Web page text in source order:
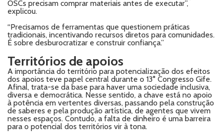
OSCs precisam comprar materiais antes de executar”,
explicou.
“Precisamos de ferramentas que questionem práticas
tradicionais, incentivando recursos diretos para comunidades.
É sobre desburocratizar e construir confiança.”
Territórios de apoios
A importância do território para potencialização dos efeitos
dos apoios teve papel central durante o 13° Congresso Gife.
Afinal, trata-se da base para haver uma sociedade inclusiva,
diversa e democrática. Nesse sentido, a chave está no apoio
à potência em vertentes diversas, passando pela construção
de saberes e pela produção artística, de agentes que vivem
nesses espaços. Contudo, a falta de dinheiro é uma barreira
para o potencial dos territórios vir à tona.